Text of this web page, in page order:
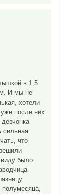
в 1,5
И мы не
хотели
после них
что
было